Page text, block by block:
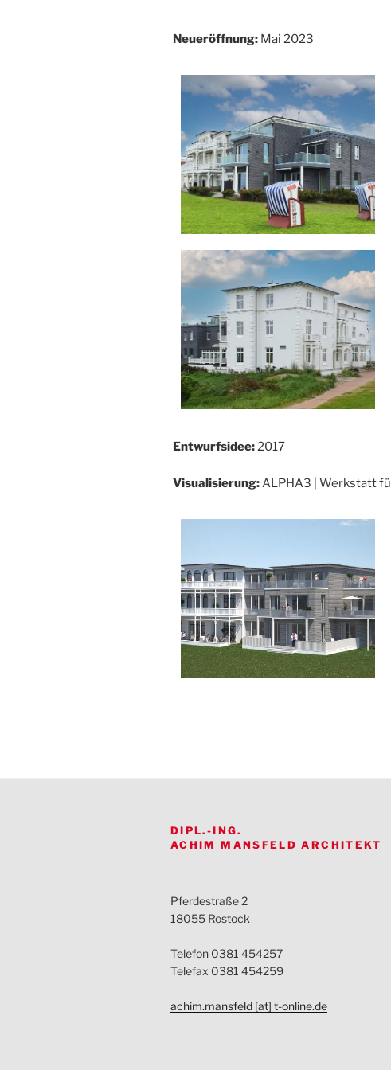
Neueröffnung: Mai 2023
Entwurfsidee:2017
Visualisierung:ALPHA3 | Werkstatt
DIPL.-ING.
ACHIM MANSFELD ARCHITEKT
Pferdestraße 2
18055 Rostock
Telefon 0381 454257
Telefax 0381 454259
achim.mansfeld [at] t-online.de